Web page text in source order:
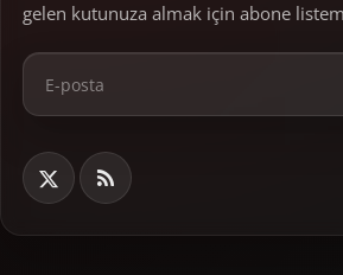
gelen kutunuza almak için abone